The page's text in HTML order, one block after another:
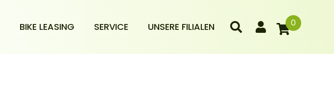
BIKE LEASING SERVICE UNSERE FILIALEN 0